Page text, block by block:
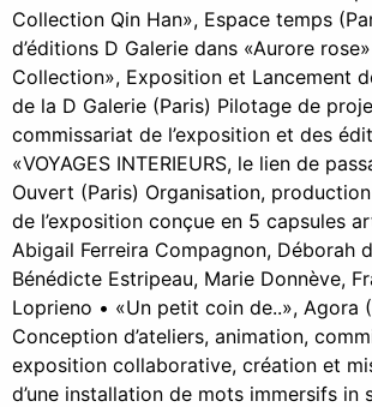
Collection Qin Han», Espace temps
d’éditions D Galerie dans «Aurore
Collection», Exposition et Lancement
de la D Galerie (Paris) Pilotage de
commissariat de l’exposition et des
«VOYAGES INTERIEURS, le lien de
Ouvert (Paris) Organisation,
de l’exposition conçue en 5 capsules
Abigail Ferreira Compagnon, Déborah
Bénédicte Estripeau, Marie Donnève,
Loprieno • «Un petit coin de..», Agora
Conception d’ateliers, animation,
exposition collaborative, création et
d’une installation de mots immersifs in